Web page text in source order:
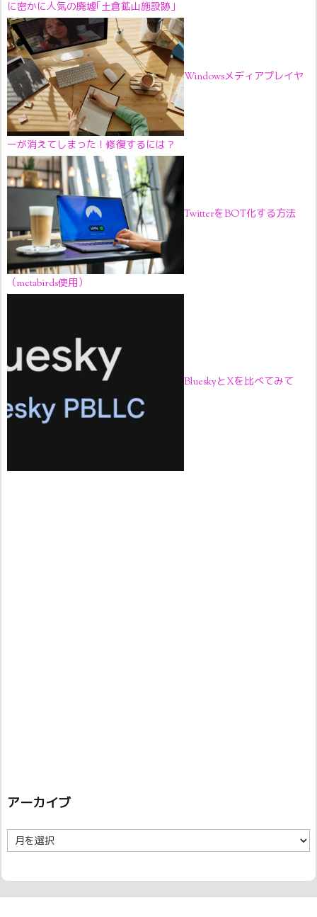
に密かに人気の廃墟｢土倉鉱山施設跡｣
Windowsメディアプレイヤ
ーが消えてしまった！修復するには？
TwitterをBOT化する方法
（metabirds使用）
BlueskyとXを比べてみて
アーカイブ
ア
ー
イ
ブ